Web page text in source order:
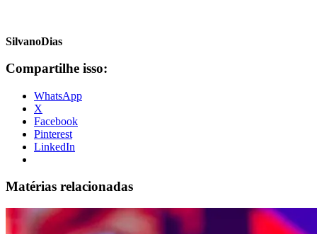
SilvanoDias
Compartilhe isso:
WhatsApp
X
Facebook
Pinterest
LinkedIn
Matérias relacionadas